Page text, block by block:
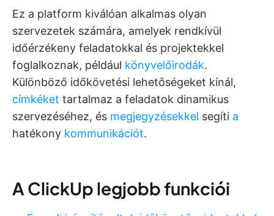
Ez a platform kiválóan alkalmas olyan
szervezetek számára, amelyek rendkívül
időérzékeny feladatokkal és projektekkel
foglalkoznak, például könyvelőirodák.
Különböző időkövetési lehetőségeket kínál,
címkéket tartalmaz a feladatok dinamikus
szervezéséhez, és megjegyzésekkel segíti a
hatékony kommunikációt.
A ClickUp legjobb funkciói